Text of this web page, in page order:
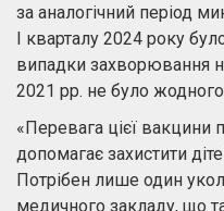
за аналогічний період
I кварталу 2024 року
випадки захворювання
2021 рр. не було
«Перевага цієї вакцини
допомагає захистити
Потрібен лише один
медичного закладу, що